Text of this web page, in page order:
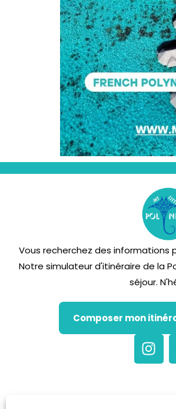
Vous recherchez des informations
Notre simulateur d'itinéraire de la
séjour.
Composer mon